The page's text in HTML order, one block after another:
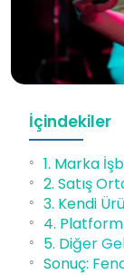
İçindekiler
1. Marka
2. Satış
3. Kendi
4.
5. Diğer
Sonuç: